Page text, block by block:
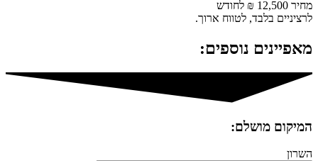
מחיר 12,500 ₪ לחודש
לרציניים בלבד, לטווח ארוך.
מאפיינים נוספים:
המיקום מושלם:
השרון